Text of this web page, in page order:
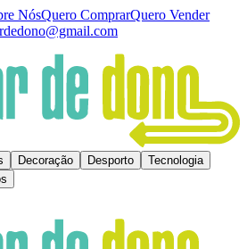
NósQuero ComprarQuero Vender
Decoração Desporto
Tecnologia